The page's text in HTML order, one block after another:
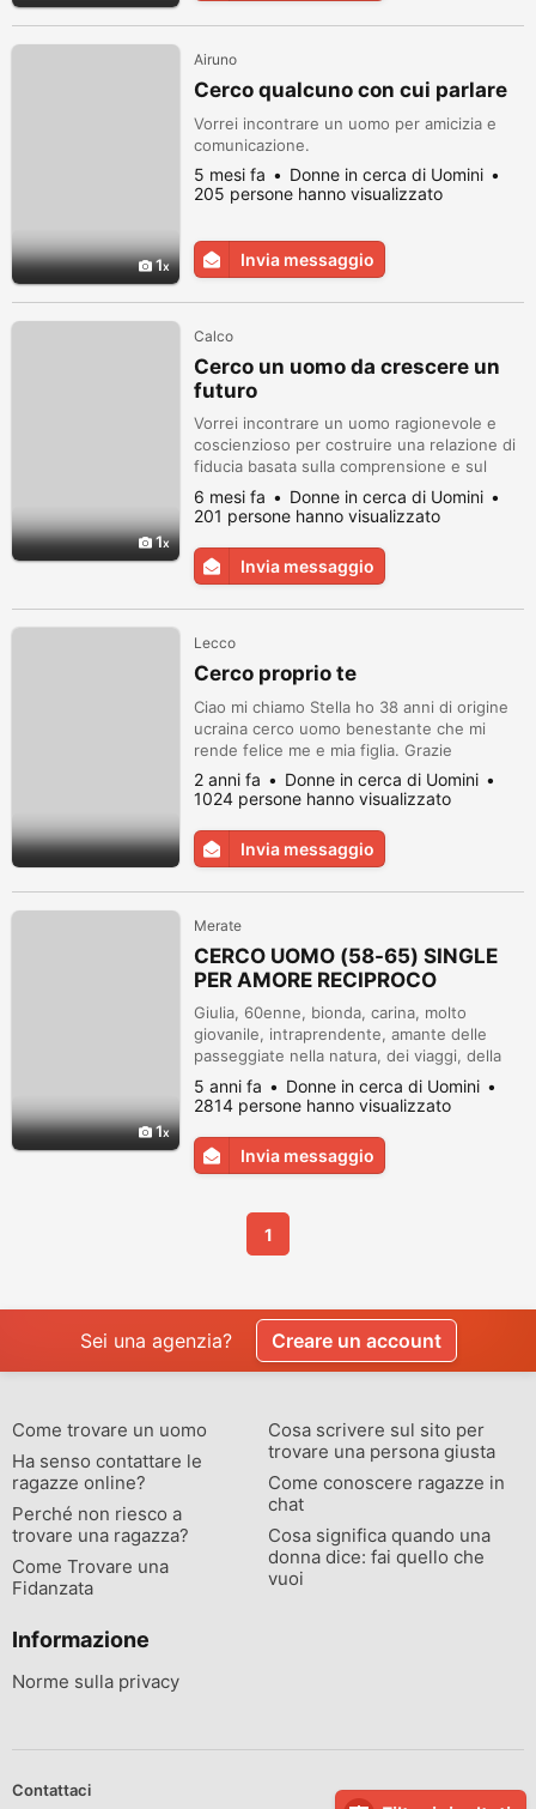
1
Airuno
Cerco qualcuno con cui parlare
Vorrei incontrare un uomo per amicizia e
comunicazione.
5 mesi fa
Donne in cerca di Uomini
205 persone hanno visualizzato
Invia messaggio
1
Calco
Cerco un uomo da crescere un
futuro
Vorrei incontrare un uomo ragionevole e
coscienzioso per costruire una relazione di
fiducia basata sulla comprensione e sul
rispetto. Dove un uomo è un pilastro di
sostegno, una roccia, e una donna è calore,
conforto e sostegno.
6 mesi fa
Donne in cerca di Uomini
201 persone hanno visualizzato
Invia messaggio
Lecco
Cerco proprio te
Ciao mi chiamo Stella ho 38 anni di origine
ucraina cerco uomo benestante che mi
rende felice me e mia figlia. Grazie
2 anni fa
Donne in cerca di Uomini
1024 persone hanno visualizzato
Invia messaggio
1
Merate
CERCO UOMO (58-65) SINGLE
PER AMORE RECIPROCO
Giulia, 60enne, bionda, carina, molto
giovanile, intraprendente, amante delle
passeggiate nella natura, dei viaggi, della
compagnia. Sarebbe felice di conoscerti se
abiti in prossimità’ della sua zona e se
possiedi alcune di queste qualità :
sensibilità, passionalità, tenerezza, onestà,
generosità, cultura . Desidererebbe
5 anni fa
Donne in cerca di Uomini
2814 persone hanno visualizzato
Invia messaggio
1
Sei una agenzia? Creare un account
Come trovare un uomo
Ha senso contattare le
ragazze online?
Perché non riesco a
trovare una ragazza?
Come Trovare una
Fidanzata
Cosa scrivere sul sito per
trovare una persona giusta
Come conoscere ragazze in
chat
Cosa significa quando una
donna dice: fai quello che
vuoi
Informazione
Norme sulla privacy
Contattaci